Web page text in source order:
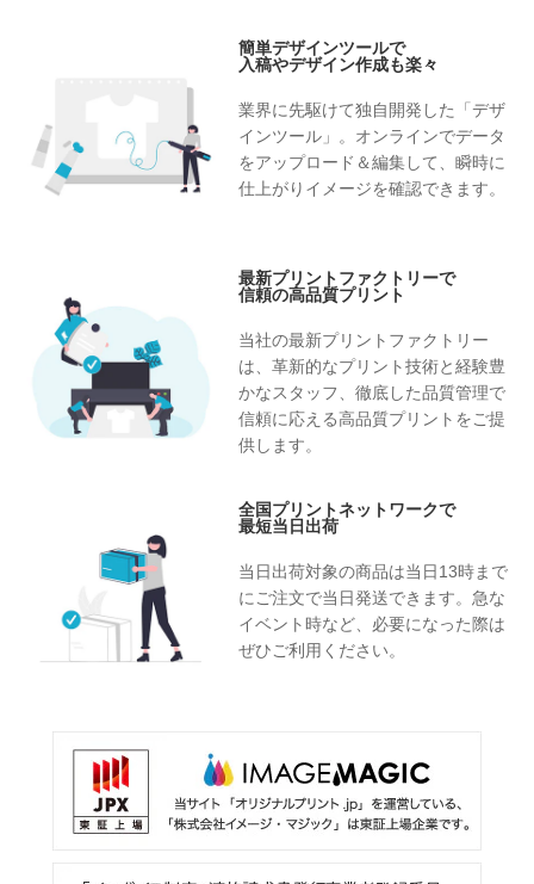
簡単デザインツールで
入稿やデザイン作成も楽々
業界に先駆けて独自開発した「デザ
インツール」。オンラインでデータ
をアップロード＆編集して、瞬時に
仕上がりイメージを確認できます。
最新プリントファクトリーで
信頼の高品質プリント
当社の最新プリントファクトリー
は、革新的なプリント技術と経験豊
かなスタッフ、徹底した品質管理で
信頼に応える高品質プリントをご提
供します。
全国プリントネットワークで
最短当日出荷
当日出荷対象の商品は当日13時まで
にご注文で当日発送できます。急な
イベント時など、必要になった際は
ぜひご利用ください。